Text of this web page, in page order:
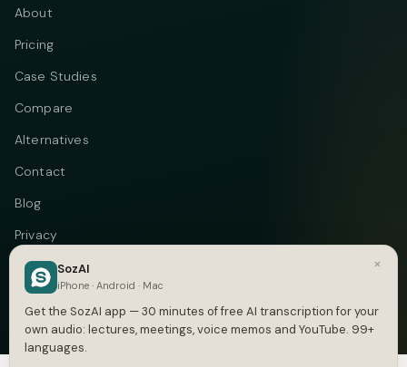
About
Pricing
Case Studies
Compare
Alternatives
Contact
Blog
Privacy
Terms
DMCA
×
SozAI
iPhone · Android · Mac
Get the SozAI app — 30 minutes of free AI transcription for your
own audio: lectures, meetings, voice memos and YouTube. 99+
languages.